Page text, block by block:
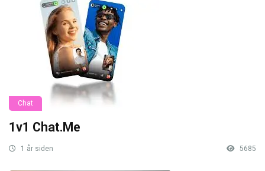
Chat
1v1 Chat.Me
1 år siden 5685